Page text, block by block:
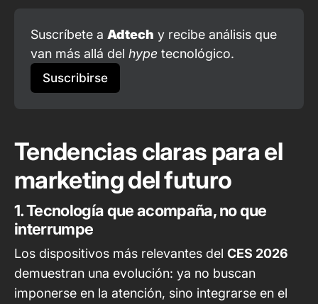
Suscríbete a Adtech y recibe análisis que
van más allá del hype tecnológico.
Suscribirse
Tendencias claras para el
marketing del futuro
1. Tecnología que acompaña, no que
interrumpe
Los dispositivos más relevantes del CES 2026
demuestran una evolución: ya no buscan
imponerse en la atención, sino integrarse en el